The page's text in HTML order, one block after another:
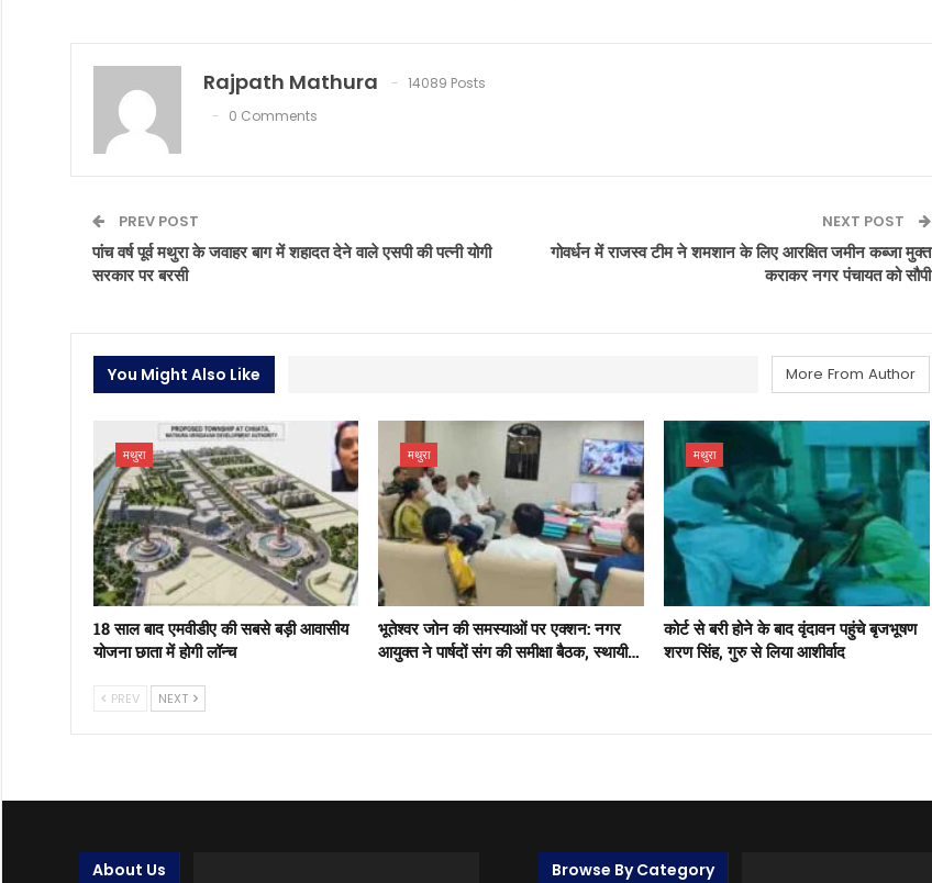
Rajpath Mathura
14089 Posts
0 Comments
PREV POST
पांच वर्ष पूर्व मथुरा के जवाहर बाग में शहादत देने वाले एसपी की पत्नी योगी
सरकार पर बरसी
NEXT POST
गोवर्धन में राजस्व टीम ने शमशान के लिए आरक्षित जमीन कब्जा मुक्त
कराकर नगर पंचायत को सौपी
You Might Also Like More From Author
मथुरा
18 साल बाद एमवीडीए की सबसे बड़ी आवासीय
योजना छाता में होगी लॉन्च
मथुरा
भूतेश्वर जोन की समस्याओं पर एक्शन: नगर
आयुक्त ने पार्षदों संग की समीक्षा बैठक, स्थायी…
मथुरा
कोर्ट से बरी होने के बाद वृंदावन पहुंचे बृजभूषण
शरण सिंह, गुरु से लिया आशीर्वाद
PREV NEXT
About Us Browse By Category